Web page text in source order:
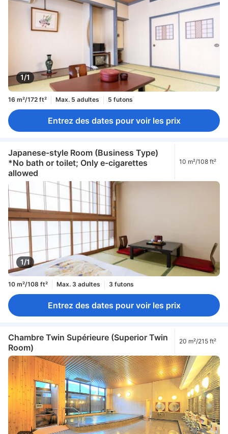
1/1
16 m²/172 ft² Max. 5 adultes 5 futons
Entrez des dates pour voir les prix
Japanese-style Room (Business Type)
*No bath or toilet; Only e-cigarettes
allowed
10 m²/108 ft²
1/1
10 m²/108 ft² Max. 3 adultes 3 futons
Entrez des dates pour voir les prix
Chambre Twin Supérieure (Superior Twin
Room)
20 m²/215 ft²